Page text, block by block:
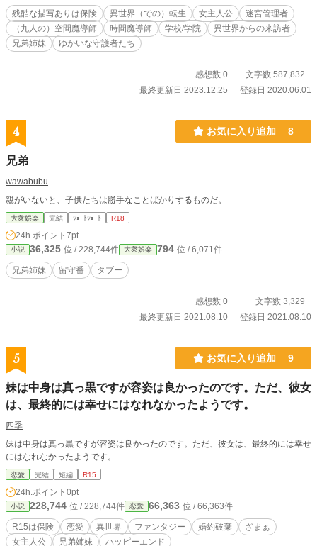
【※前半、転生関係云々はほとんどありません】 【タグ補完：“17” “18”】
【『小説家になろう』、『カクヨム』、『pixiv』、『ＭＡＧＮＥＴ ＭＡＣＲ
ＯＬＩＮＫ（元・マグネット！）』『エブリスタ』『ノベルアップ＋』にて同時
掲載中】
残酷な描写ありは保険 異世界（での）転生 女主人公
迷宮管理者
（九人の）空間魔導師
時間魔導師 学校/学院
異世界からの来訪者
兄弟姉妹
ゆかいな守護者たち
感想数 0
文字数 587,832
最終更新日 2023.12.25
登録日 2020.06.01
4 お気に入り追加 8
兄弟
wawabubu
親がいないと、子供たちは勝手なことばかりするものだ。
大衆娯楽 完結 ｼｮｰﾄｼｮｰﾄ R18
24h.ポイント 7pt
小説 36,325 位 / 228,744件 大衆娯楽 794 位 / 6,071件
兄弟姉妹 留守番 タブー
感想数 0
文字数 3,329
最終更新日 2021.08.10
登録日 2021.08.10
5 お気に入り追加 9
妹は中身は真っ黒ですが容姿は良かったのです。ただ、彼女
は、最終的には幸せにはなれなかったようです。
四季
妹は中身は真っ黒ですが容姿は良かったのです。ただ、彼女は、最終的には幸せ
にはなれなかったようです。
恋愛 完結 短編 R15
24h.ポイント 0pt
小説 228,744 位 / 228,744件 恋愛 66,363 位 / 66,363件
R15は保険 恋愛 異世界 ファンタジー 婚約破棄
ざまぁ
女主人公
兄弟姉妹 ハッピーエンド